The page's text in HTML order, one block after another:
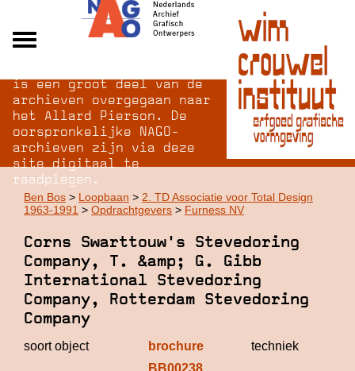
Over NAGO
Over WCI
Inloggen
is een groot deel van de
archieven overgegaan naar
het Allard Pierson. De
oorspronkelijke NAGO-
archieven zijn via deze
site digitaal te
raadplegen.
Ben Bos > Loopbaan > 2. TD Associatie voor Total Design
1963-1991 > Opdrachtgevers > Furness NV
Corns Swarttouw's Stevedoring
Company, T. &amp; G. Gibb
International Stevedoring
Company, Rotterdam Stevedoring
Company
soort object brochure techniek
BB00238